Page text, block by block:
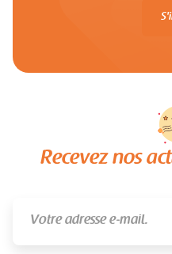
Recevez nos